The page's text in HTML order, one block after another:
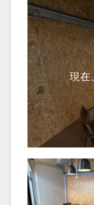
現在